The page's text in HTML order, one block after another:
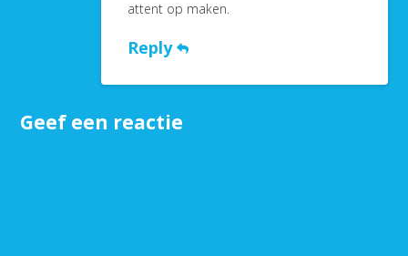
attent op maken.
Reply
Geef een reactie